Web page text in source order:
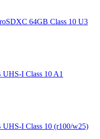
64GB Class 10 U3
I Class 10 A1
I Class 10 (r100/w25)